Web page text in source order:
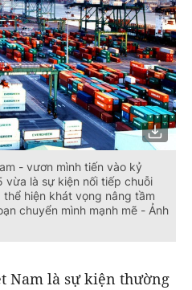
- vươn mình tiến vào kỷ
vừa là sự kiện nối tiếp chuỗi
hiện khát vọng nâng tầm
chuyển mình mạnh mẽ - Ảnh
Nam là sự kiện thường